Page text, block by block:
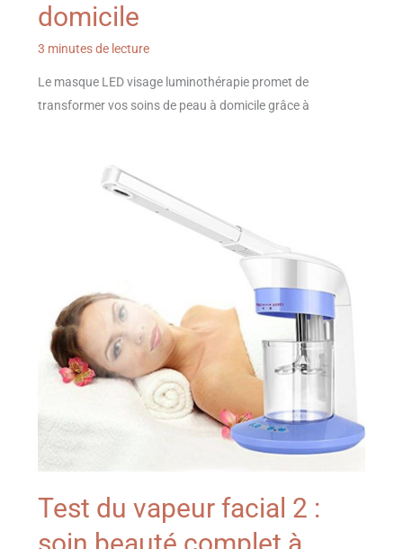
domicile
3 minutes de lecture
Le masque LED visage luminothérapie promet de
transformer vos soins de peau à domicile grâce à
Test du vapeur facial 2 :